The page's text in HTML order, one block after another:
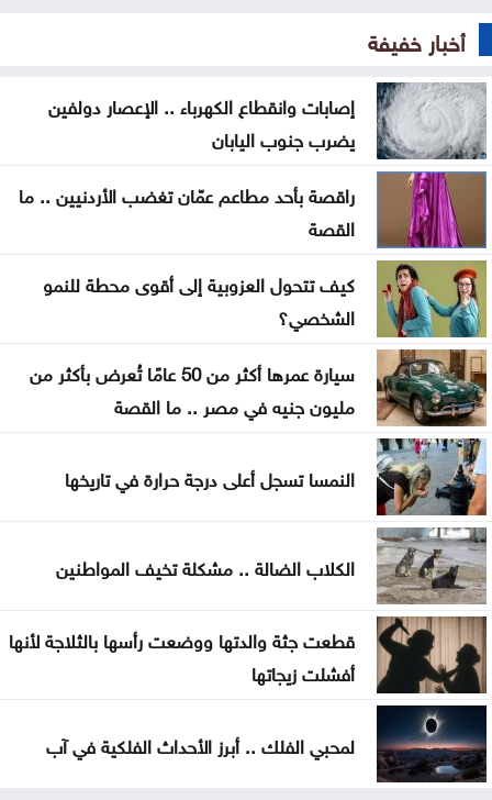
القوات المسلحة اليمنية تنفذ عملية عسكرية ضد
الحوثيين
توجه أمريكي لمنح كولومبيا مساعدات بقيمة مليار دولار
كتلة حارة تضرب المملكة بهذا الموعد
لماذا لم تشارك مصر في اتفاق مكّة
اتفاقية مكة: مثلث الردع الجديد في المنطقة
أخبار خفيفة
إصابات وانقطاع الكهرباء .. الإعصار دولفين
يضرب جنوب اليابان
راقصة بأحد مطاعم عمّان تغضب الأردنيين .. ما
القصة
كيف تتحول العزوبية إلى أقوى محطة للنمو
الشخصي؟
سيارة عمرها أكثر من 50 عامًا تُعرض بأكثر من
مليون جنيه في مصر .. ما القصة
النمسا تسجل أعلى درجة حرارة في تاريخها
الكلاب الضالة .. مشكلة تخيف المواطنين
قطعت جثة والدتها ووضعت رأسها بالثلاجة لأنها
أفشلت زيجاتها
لمحبي الفلك .. أبرز الأحداث الفلكية في آب